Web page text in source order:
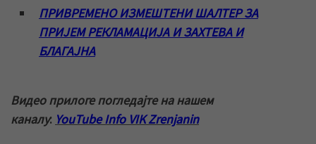
ПРИВРЕМЕНО ИЗМЕШТЕНИ ШАЛТЕР ЗА
ПРИЈЕМ РЕКЛАМАЦИЈА И ЗАХТЕВА И
БЛАГАЈНА
Видео прилоге погледајте на нашем
каналу: YouTube Info VIK Zrenjanin